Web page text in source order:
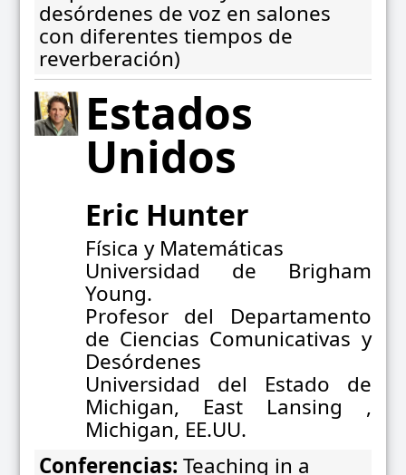
desórdenes de voz en salones
con diferentes tiempos de
reverberación)
Estados
Unidos
Eric Hunter
Física y Matemáticas
Universidad de Brigham
Young.
Profesor del Departamento
de Ciencias Comunicativas y
Desórdenes
Universidad del Estado de
Michigan, East Lansing ,
Michigan, EE.UU.
Conferencias: Teaching in a